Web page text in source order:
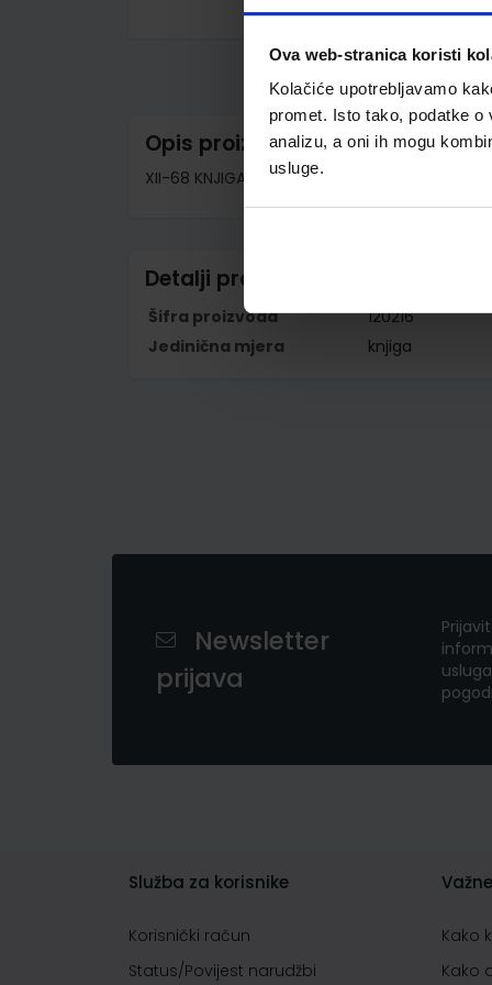
Ova web-stranica koristi
Kolačiće upotrebljavamo
promet. Isto tako, podatke
analizu, a oni ih mogu
usluge.
gallery
Opis proizvoda
XII-68 KNJIGA STRANIH GOSTIJU; Knjiga 100
Detalji proizvoda
Šifra proizvoda
120216
Jedinična mjera
knjiga
Newsletter
prijava
Služba za korisnike
Korisnički račun
Status/Povijest narudžbi
Kako
Kako